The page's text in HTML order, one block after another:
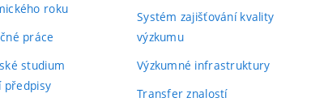
roku
práce
studium
předpisy
Systém zajišťování kvality
výzkumu
Výzkumné infrastruktury
Transfer znalostí